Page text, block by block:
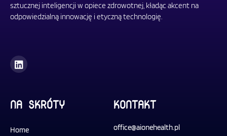
sztucznej inteligencji w opiece zdrowotnej, kładąc akcent na
odpowiedzialną innowację i etyczną technologię.
i
n
d
i
NA SKRÓTY
Home
KONTAKT
office@aionehealth.pl